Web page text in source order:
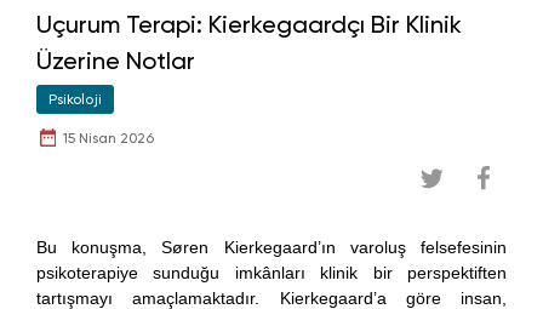
Uçurum Terapi: Kierkegaardçı Bir Klinik
Üzerine Notlar
Psikoloji
15 Nisan 2026
Bu konuşma, Søren Kierkegaard’ın varoluş felsefesinin
psikoterapiye sunduğu imkânları klinik bir perspektiften
tartışmayı amaçlamaktadır. Kierkegaard’a göre insan,